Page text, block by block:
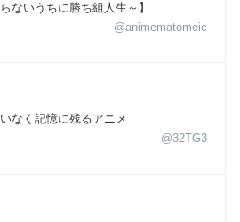
ないうちに勝ち組人生～】
@animematomeic
なく記憶に残るアニメ
@32TG3